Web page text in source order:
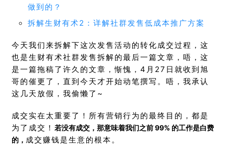
做到的？
拆解生财有术2：详解社群发售低成本推广方案
今天我们来拆解下这次发售活动的转化成交过程，这
也是生财有术社群发售拆解的最后一篇文章，唔，这
是一篇拖稿了许久的文章，惭愧，4月27日就收到旭
哥的催更了，直到今天才开始动笔撰写。唔，我承认
这几天放假，我偷懒了~
成交实在太重要了！所有营销行为的最终目的，都是
为了成交！ 若没有成交，那意味着我们之前 99% 的工作是白费
的， 成交赚钱是生意的根本。